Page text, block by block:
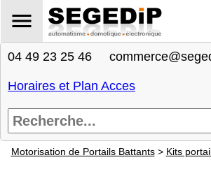
04 49 23 25 46
Horaires et Plan Acces
Motorisation de Portails Battants> Kits